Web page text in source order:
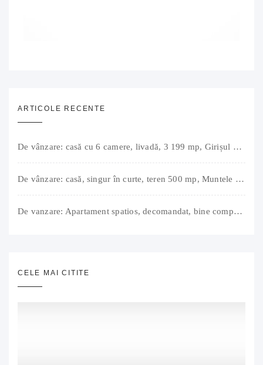
ARTICOLE RECENTE
De vânzare: casă cu 6 camere, livadă, 3 199 mp, Girișul Negru, Bihor, 42 000 Euro. Comision 0.
De vânzare: casă, singur în curte, teren 500 mp, Muntele Găina, Oradea. 157.000 € (negociabil). Comision 0.
De vanzare: Apartament spatios, decomandat, bine compartimentat, 3 camere, 2 bai, bucatarie, suprafață utilă de 64 mp + 3 balcoane (11 mp), strada Barierei, zona Dragos Voda Oradea. 89 500 E (neg). Comision 0
CELE MAI CITITE